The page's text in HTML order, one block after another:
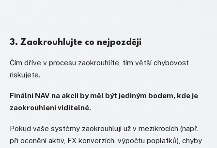
3. Zaokrouhlujte co nejpozději
Čím dříve v procesu zaokrouhlíte, tím větší chybovost
riskujete.
Finální NAV na akcii by měl být jediným bodem, kde je
zaokrouhlení viditelné.
Pokud vaše systémy zaokrouhlují už v mezikrocích (např.
při ocenění aktiv, FX konverzích, výpočtu poplatků), chyby